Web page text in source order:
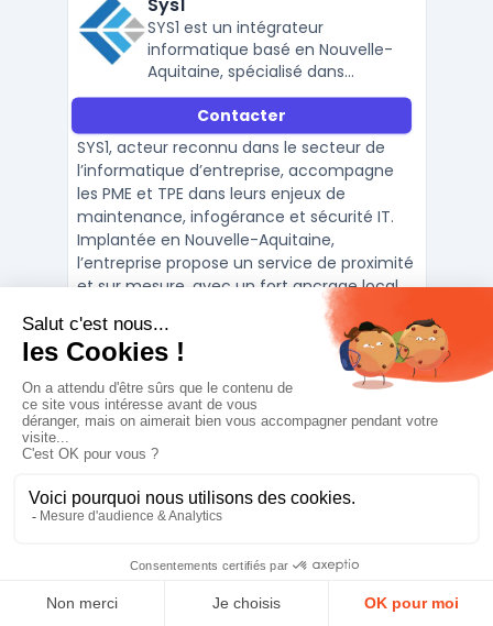
SYS1 est un intégrateur
informatique basé en Nouvelle-
Aquitaine, spécialisé dans
l’infogérance, la cybersécurité,
la maintenance IT et le support
des PME/TPE avec une forte
présence à Bordeaux.
Contacter
SYS1, acteur reconnu dans le secteur de
l’informatique d’entreprise, accompagne
les PME et TPE dans leurs enjeux de
maintenance, infogérance et sécurité IT.
Implantée en Nouvelle-Aquitaine,
l’entreprise propose un service de proximité
et sur mesure, avec un fort ancrage local
Fiche complète
Orange Business
Orange Business est un
cybersécurité, cloud souverain,
réseau SD-WAN et services
entreprises françaises et
Orange Business est un acteur majeur de
l’intégration de solutions IT pour les
entreprises en France et à l’international.